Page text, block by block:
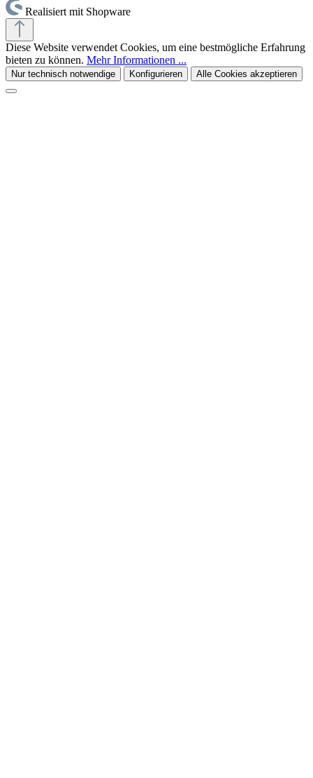
Realisiert mit Shopware
Diese Website verwendet Cookies, um eine bestmögliche Erfahrung
bieten zu können. Mehr Informationen ...
Nur technisch notwendige Konfigurieren Alle Cookies akzeptieren